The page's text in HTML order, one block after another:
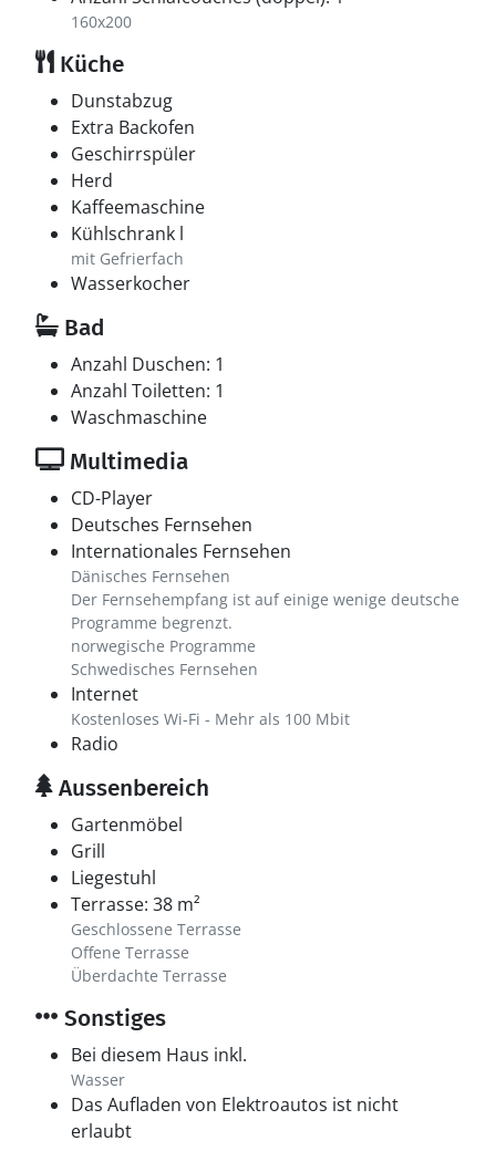
160x200
Küche
Dunstabzug
Extra Backofen
Geschirrspüler
Herd
Kaffeemaschine
Kühlschrank l
mit Gefrierfach
Wasserkocher
Bad
Anzahl Duschen: 1
Anzahl Toiletten: 1
Waschmaschine
Multimedia
CD-Player
Deutsches Fernsehen
Internationales Fernsehen
Dänisches Fernsehen
Der Fernsehempfang ist auf einige wenige deutsche
Programme begrenzt.
norwegische Programme
Schwedisches Fernsehen
Internet
Kostenloses Wi-Fi - Mehr als 100 Mbit
Radio
Aussenbereich
Gartenmöbel
Grill
Liegestuhl
Terrasse: 38 m²
Geschlossene Terrasse
Offene Terrasse
Überdachte Terrasse
Sonstiges
Bei diesem Haus inkl.
Wasser
Das Aufladen von Elektroautos ist nicht
erlaubt